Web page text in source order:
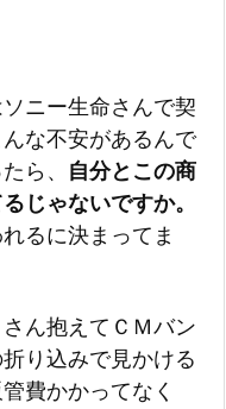
ニー生命さんで契
な不安があるんで
ら、 自分とこの商
じゃないですか。
るに決まってま
ん抱えてＣＭバン
り込みで見かける
費かかってなく